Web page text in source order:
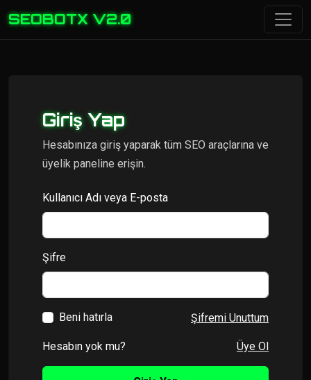
SEOBOTX V2.0
Giriş Yap
Hesabınıza giriş yaparak tüm SEO araçlarına ve
üyelik paneline erişin.
Kullanıcı Adı veya E-posta
Şifre
Beni hatırla Şifremi Unuttum
Hesabın yok mu? Üye Ol